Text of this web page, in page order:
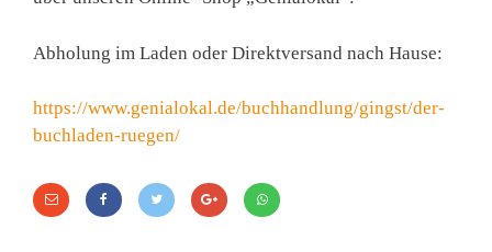
Abholung im Laden oder Direktversand nach Hause:
https://www.genialokal.de/buchhandlung/gingst/der-
buchladen-ruegen/